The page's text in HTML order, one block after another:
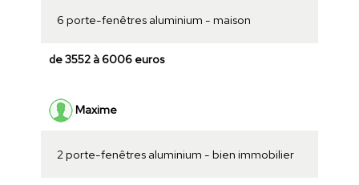
6 porte-fenêtres aluminium - maison
de 3552 à 6006 euros
Maxime
2 porte-fenêtres aluminium - bien immobilier